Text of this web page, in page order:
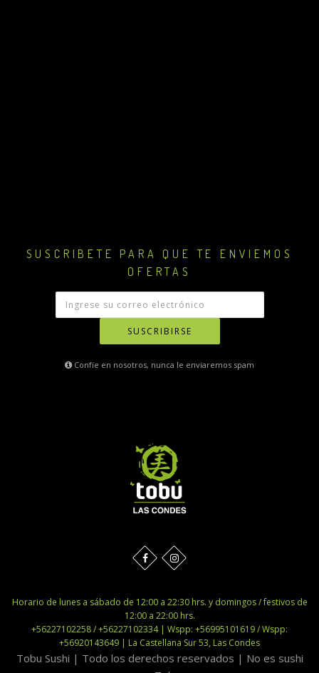
SUSCRIBETE PARA QUE TE ENVIEMOS
OFERTAS
SUSCRIBIRSE
Confíe en nosotros, nunca le enviaremos spam
Horario de lunes a sábado de 12:00 a 22:30 hrs. y domingos / festivos de
12:00 a 22:00 hrs.
+56227102258 / +56227102334 | Wspp: +56995101619 / Wspp:
+56920143649 | La Castellana Sur 53, Las Condes
Tobu Sushi | Todo los derechos reservados | No es sushi